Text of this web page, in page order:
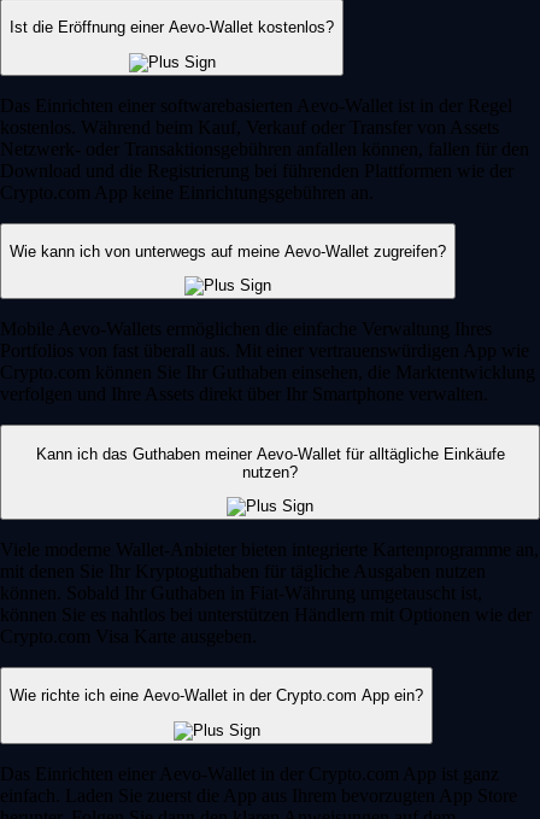
Ist die Eröffnung einer Aevo-Wallet kostenlos?
Das Einrichten einer softwarebasierten Aevo-Wallet ist in der Regel
kostenlos. Während beim Kauf, Verkauf oder Transfer von Assets
Netzwerk- oder Transaktionsgebühren anfallen können, fallen für den
Download und die Registrierung bei führenden Plattformen wie der
Crypto.com App keine Einrichtungsgebühren an.
Wie kann ich von unterwegs auf meine Aevo-Wallet zugreifen?
Mobile Aevo-Wallets ermöglichen die einfache Verwaltung Ihres
Portfolios von fast überall aus. Mit einer vertrauenswürdigen App wie
Crypto.com können Sie Ihr Guthaben einsehen, die Marktentwicklung
verfolgen und Ihre Assets direkt über Ihr Smartphone verwalten.
Kann ich das Guthaben meiner Aevo-Wallet für alltägliche Einkäufe
nutzen?
Viele moderne Wallet-Anbieter bieten integrierte Kartenprogramme an,
mit denen Sie Ihr Kryptoguthaben für tägliche Ausgaben nutzen
können. Sobald Ihr Guthaben in Fiat-Währung umgetauscht ist,
können Sie es nahtlos bei unterstützen Händlern mit Optionen wie der
Crypto.com Visa Karte ausgeben.
Wie richte ich eine Aevo-Wallet in der Crypto.com App ein?
Das Einrichten einer Aevo-Wallet in der Crypto.com App ist ganz
einfach. Laden Sie zuerst die App aus Ihrem bevorzugten App Store